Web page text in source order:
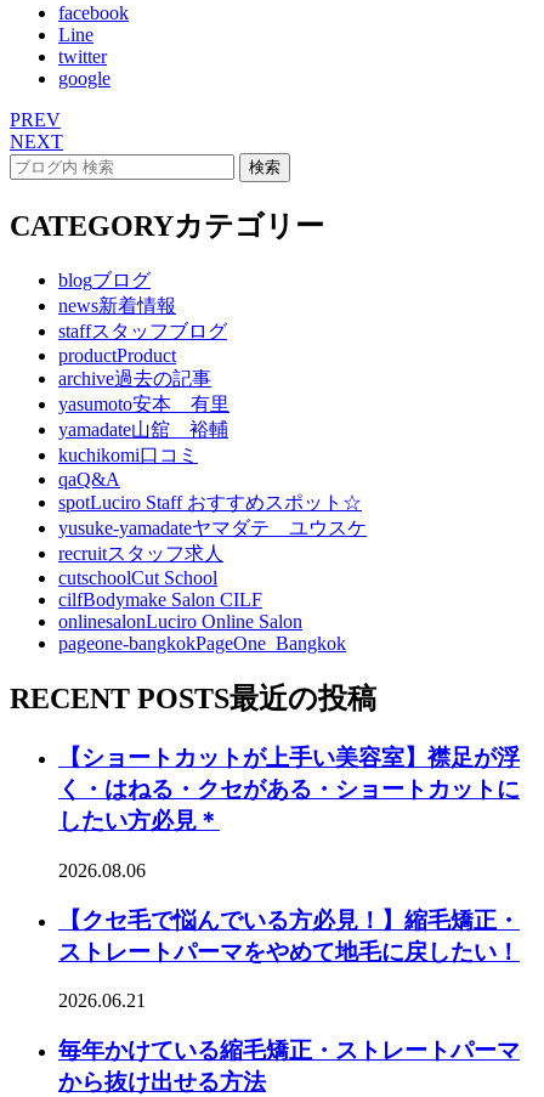
facebook
Line
twitter
google
PREV
NEXT
CATEGORYカテゴリー
blogブログ
news新着情報
staffスタッフブログ
productProduct
archive過去の記事
yasumoto安本 有里
yamadate山舘 裕輔
kuchikomi口コミ
qaQ&A
spotLuciro Staff おすすめスポット☆
yusuke-yamadateヤマダテ ユウスケ
recruitスタッフ求人
cutschoolCut School
cilfBodymake Salon CILF
onlinesalonLuciro Online Salon
pageone-bangkokPageOne_Bangkok
RECENT POSTS最近の投稿
【ショートカットが上手い美容室】襟足が浮
く・はねる・クセがある・ショートカットに
したい方必見＊
2026.08.06
【クセ毛で悩んでいる方必見！】縮毛矯正・
ストレートパーマをやめて地毛に戻したい！
2026.06.21
毎年かけている縮毛矯正・ストレートパーマ
から抜け出せる方法